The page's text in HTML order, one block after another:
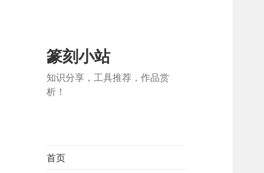
篆刻小站
知识分享，工具推荐，作品赏
析！
首页